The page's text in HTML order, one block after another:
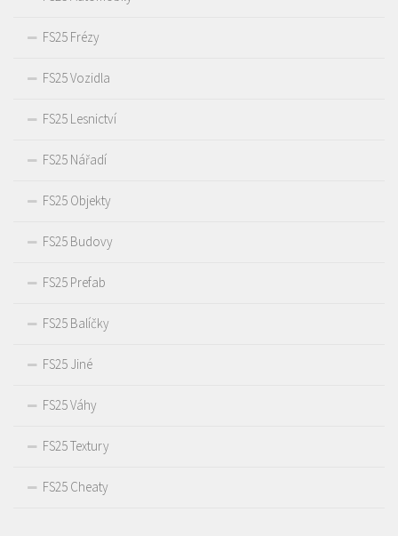
FS25 Frézy
FS25 Vozidla
FS25 Lesnictví
FS25 Nářadí
FS25 Objekty
FS25 Budovy
FS25 Prefab
FS25 Balíčky
FS25 Jiné
FS25 Váhy
FS25 Textury
FS25 Cheaty